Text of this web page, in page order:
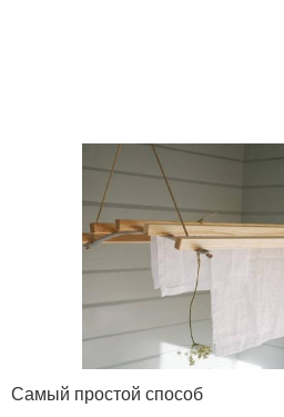
Самый простой способ